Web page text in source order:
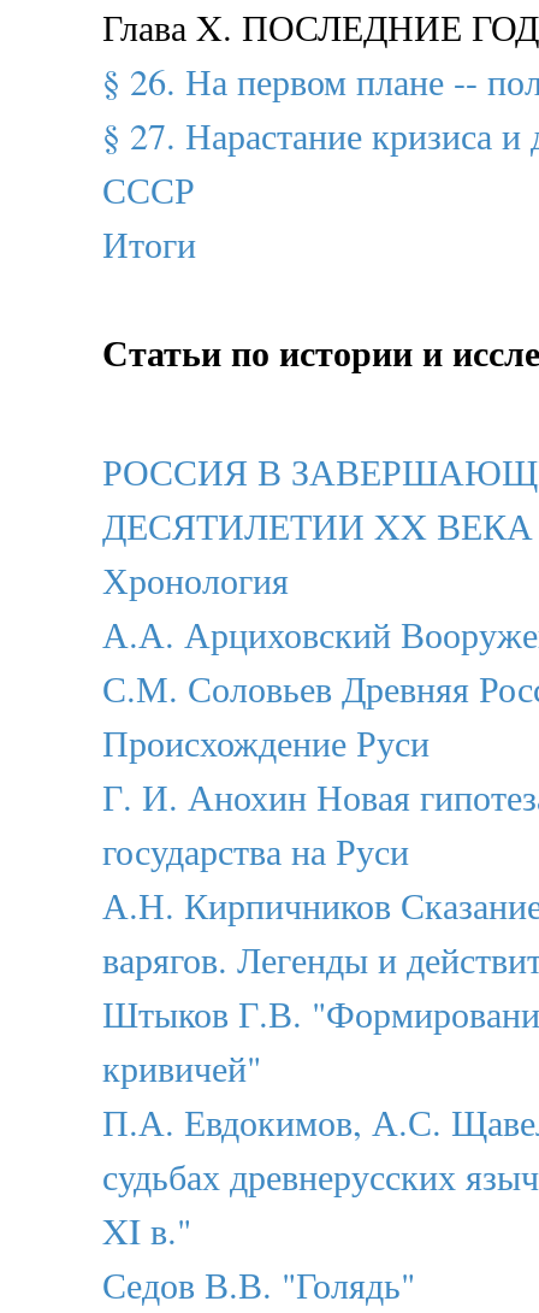
Глава X. ПОСЛЕДНИЕ
§ 26. На первом плане --
§ 27. Нарастание кризиса и
СССР
Итоги
Статьи по истории и
РОССИЯ В
ДЕСЯТИЛЕТИИ XX ВЕКА
Хронология
А.А. Арциховский
С.М. Соловьев Древняя
Происхождение Руси
Г. И. Анохин Новая
государства на Руси
А.Н. Кирпичников
варягов. Легенды и
Штыков Г.В.
кривичей"
П.А. Евдокимов, А.С.
судьбах древнерусских
XI в."
Седов В.В. "Голядь"